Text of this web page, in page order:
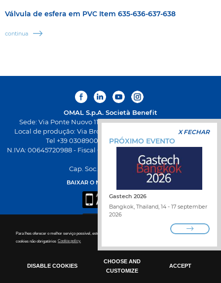
Para lhes oferecer o melhor serviço possível, este site utiliza cookies. Para mais detalhes para desabilitar os
cookies não obrigatórios Cookie policy.
DISABLE COOKIES
CHOOSE AND
CUSTOMIZE
ACCEPT
Válvula de esfera em PVC Item 635-636-637-638
continua
OMAL S.p.A. Società Benefit
Sede: Via Ponte Nuovo 11, Rodengo Saiano (Brescia) Itália
Local de produção: Via Brognolo 12, Passirano (Brescia) Itália
Tel +39 0308900145 Fax +39 0308900423
N.IVA: 00645720988 - Fiscal Code: 01661640175 - Iscrição REA BS-
Cap. Soc. € 500.000,00 I.V
BAIXAR O NOVO APP DA OMAL
ENCONTRAR DISTRIBUIDOR
POLÍTICA DE PRIVACIDADE
X FECHAR
PRÓXIMO EVENTO
Gastech 2026
Bangkok, Thailand, 14 - 17 september
2026